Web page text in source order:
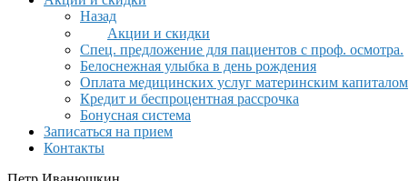
Назад
Акции и скидки
Спец. предложение для пациентов с проф. осмотра.
Белоснежная улыбка в день рождения
Оплата медицинских услуг материнским капиталом
Кредит и беспроцентная рассрочка
Бонусная система
Записаться на прием
Контакты